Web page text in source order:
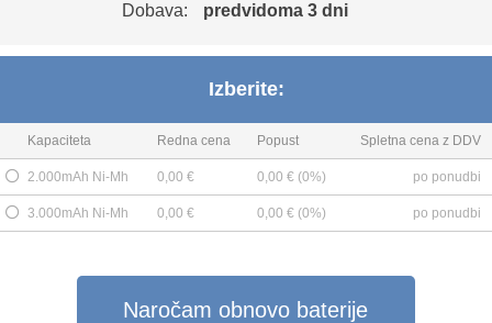
Dobava: predvidoma 3 dni
Izberite:
Kapaciteta Redna cena Popust Spletna cena z DDV
2.000mAh Ni-Mh 0,00 € 0,00 € (0%) po ponudbi
3.000mAh Ni-Mh 0,00 € 0,00 € (0%) po ponudbi
Naročam obnovo baterije